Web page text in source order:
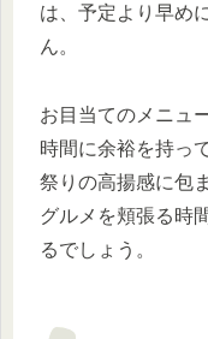
は、予定より早め
ん。
お目当てのメニュ
時間に余裕を持っ
祭りの高揚感に包
グルメを頬張る時
るでしょう。